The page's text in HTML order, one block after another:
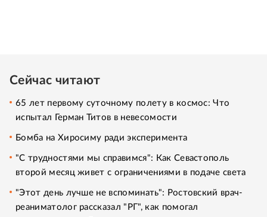
Сейчас читают
65 лет первому суточному полету в космос: Что
испытал Герман Титов в невесомости
Бомба на Хиросиму ради эксперимента
"С трудностями мы справимся": Как Севастополь
второй месяц живет с ограничениями в подаче света
"Этот день лучше не вспоминать": Ростовский врач-
реаниматолог рассказал "РГ", как помогал